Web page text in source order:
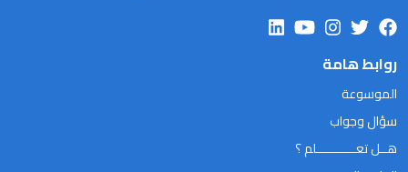
روابط هامة
الموسوعة
سؤال وجواب
هــل تعـــــــــــلم ؟